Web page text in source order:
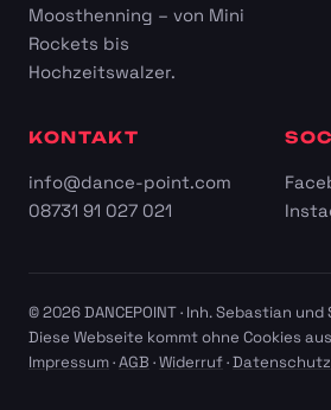
Moosthenning – von Mini
Rockets bis
Hochzeitswalzer.
KONTAKT
info@dance-point.com
08731 91 027 021
© 2026 DANCEPOINT · Inh. Sebastian und
Diese Webseite kommt ohne Cookies
Impressum·AGB ·Widerruf·Datenschutz